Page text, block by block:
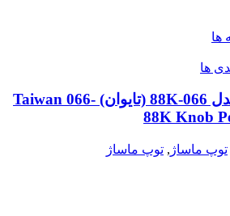
ها
ها
توپ ماساژ بادامی مدل 066-88K (تایوان) Taiwan 066-
88K Knob
توپ ماساژ , توپ ماساژ